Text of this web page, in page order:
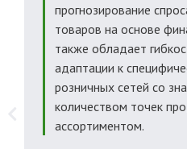
прогнозирование
товаров на основе
также обладает
адаптации к
розничных сетей со
количеством точек
ассортиментом.